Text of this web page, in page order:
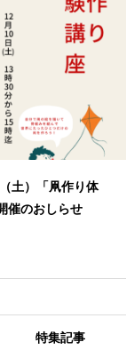
土）「凧作り体
催のおしらせ
特集記事